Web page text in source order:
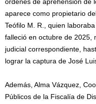
órdenes de aprehensión de
aparece como propietario
Teófilo M. R., quien
falleció en octubre de 2025,
judicial correspondiente,
lograr la captura de José
Además, Alma Vázquez,
Públicos de la Fiscalía de